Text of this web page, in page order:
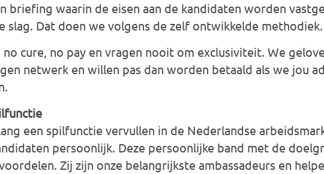
briefing waarin de eisen aan de kandidaten worden
slag. Dat doen we volgens de zelf ontwikkelde methodiek.
no cure, no payen vragen nooit om exclusiviteit. We
netwerk en willen pas dan worden betaald als we jou
een spilfunctie vervullen in de Nederlandse
persoonlijk. Deze persoonlijke band met de
Zij zijn onze belangrijkste ambassadeurs en